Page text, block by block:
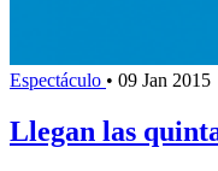
Espectáculo • 09 Jan 2015
Llegan las